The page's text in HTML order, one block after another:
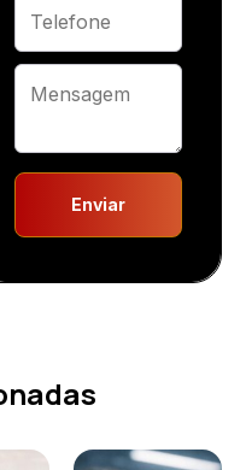
Enviar